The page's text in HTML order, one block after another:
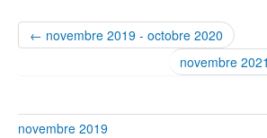
← novembre 2019 - octobre 2020
novembre
novembre 2019